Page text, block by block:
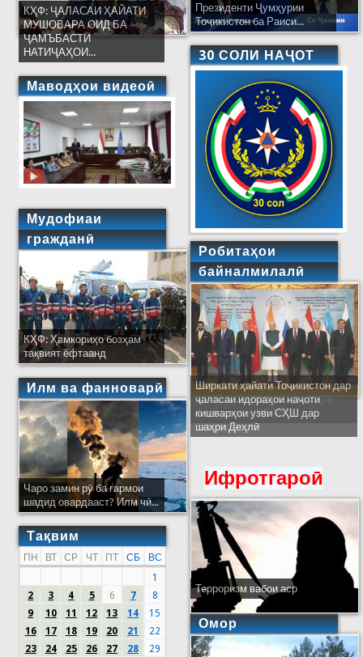
КҲФ: ҶАЛАСАИ ҲАЙАТИ
МУШОВАРА ОИД БА
ҶАМЪБАСТИ
НАТИҶАҲОИ...
Маводҳои видеоӣ
Мудофиаи
гражданӣ
КҲФ: Ҳамкориҳо бозҳам
тақвият ёфтаанд
Илм ва фанноварӣ
Чаро замин рӯ ба гармои
шадид овардааст? Илм чӣ...
Тақвим
ПН ВТ СР ЧТ ПТ СБ
ВС
1
2
3 4 5 6 7
8
9
10 11 12 13 14
15
16
17 18 19 20 21
22
23
24 25 26 27 28
29
Президенти Ҷумҳурии
Тоҷикистон ба Раиси...
30 СОЛИ НАҶОТ
Робитаҳои
байналмилалӣ
Ширкати ҳайати Тоҷикистон дар
ҷаласаи идораҳои наҷоти
кишварҳои узви СҲШ дар
шаҳри Деҳлӣ
Ифротгароӣ
Терроризм вабои аср
Омор